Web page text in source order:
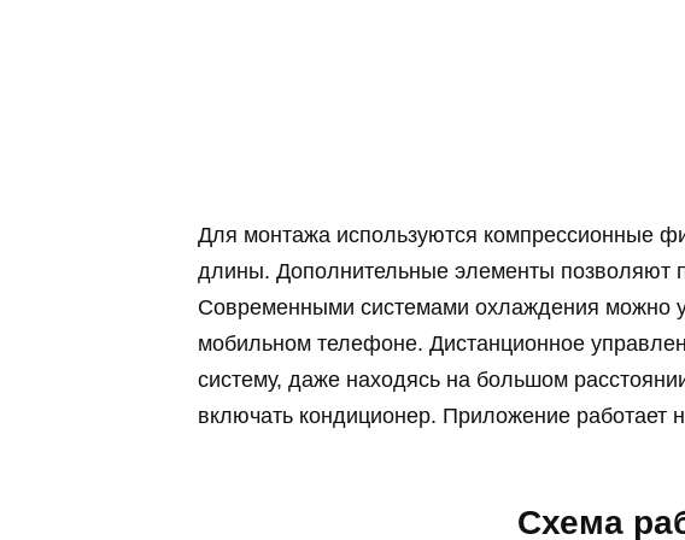
Для монтажа используются компрессионные
длины. Дополнительные элементы позволяют
Современными системами охлаждения можно
мобильном телефоне. Дистанционное
систему, даже находясь на большом
включать кондиционер. Приложение работает
Схема